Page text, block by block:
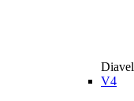
Diavel
V4